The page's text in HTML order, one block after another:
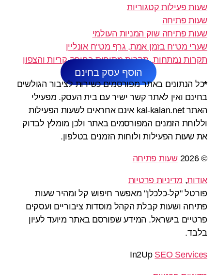
שעות פעילות קטגוריות
שעות פתיחה
שעות פתיחה שוק המניות העולמי
שערי מט"ח בזמן אמת, גרף מט"ח אונליין
תקרות נמתחות, תקרות מתוחות בחיפה קריות והצפון
הוסף עסק בחינם
*כל הנתונים באתר מפורסמים כשירות לציבור הגולשים
בחינם ואין לאתר קשר ישיר עם בית העסק. מפעילי
האתר kal-kalan.net אינם אחראים לשעות הפעילות
וללוחת הזמנים המפורסמים באתר ולכן מומלץ לבדוק
את שעות הפעילות ולוחות הזמנים בטלפון.
© 2026 שעות פתיחה
אודות, מדיניות פרטיות
פורטל "קל-כלכלן" מאפשר חיפוש קל ומהיר שעות
פתיחה ושעות קבלת הקהל מוסדות ציבוריים ועסקים
פרטיים בישראל. המידע שפורסם באתר מיועד לעיון
בלבד.
In2Up SEO Services